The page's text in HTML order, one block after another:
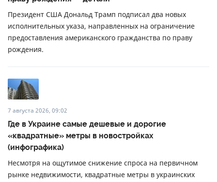
Президент США Дональд Трамп подписал два новых
исполнительных указа, направленных на ограничение
предоставления американского гражданства по праву
рождения.
7 августа 2026, 09:02
Где в Украине самые дешевые и дорогие
«квадратные» метры в новостройках
(инфографика)
Несмотря на ощутимое снижение спроса на первичном
рынке недвижимости, квадратные метры в украинских